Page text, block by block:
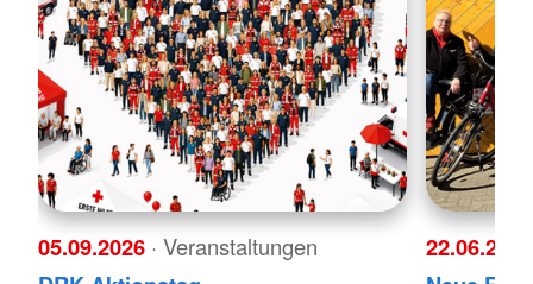
05.09.2026 · Veranstaltungen